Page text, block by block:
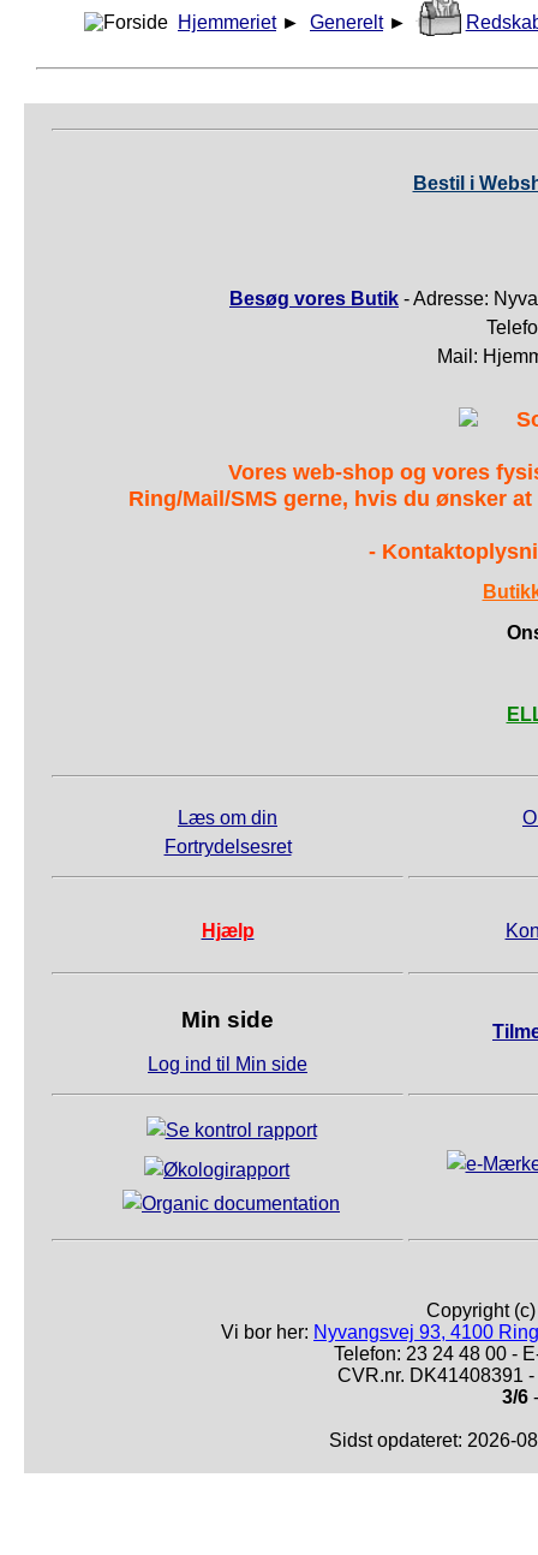
Hjemmeriet ► Generelt ►
Bestil i
Besøg vores Butik - Adresse:
Mail:
Vores web-shop og vores
Ring/Mail/SMS gerne, hvis du ønsker
-
Læs om din
Fortrydelsesret
Hjælp
Min side
Log ind til Min side
Copyright
Vi bor her: Nyvangsvej 93, 4100
Telefon: 23 24 48 00 -
CVR.nr. DK41408391
3/6
Sidst opdateret: 2026-